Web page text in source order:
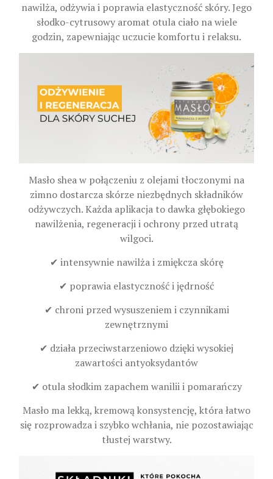
nawilża, odżywia i poprawia elastyczność skóry. Jego
słodko-cytrusowy aromat otula ciało na wiele
godzin, zapewniając uczucie komfortu i relaksu.
Masło shea w połączeniu z olejami tłoczonymi na
zimno dostarcza skórze niezbędnych składników
odżywczych. Każda aplikacja to dawka głębokiego
nawilżenia, regeneracji i ochrony przed utratą
wilgoci.
✔ intensywnie nawilża i zmiękcza skórę
✔ poprawia elastyczność i jędrność
✔ chroni przed wysuszeniem i czynnikami
zewnętrznymi
✔ działa przeciwstarzeniowo dzięki wysokiej
zawartości antyoksydantów
✔ otula słodkim zapachem wanilii i pomarańczy
Masło ma lekką, kremową konsystencję, która łatwo
się rozprowadza i szybko wchłania, nie pozostawiając
tłustej warstwy.